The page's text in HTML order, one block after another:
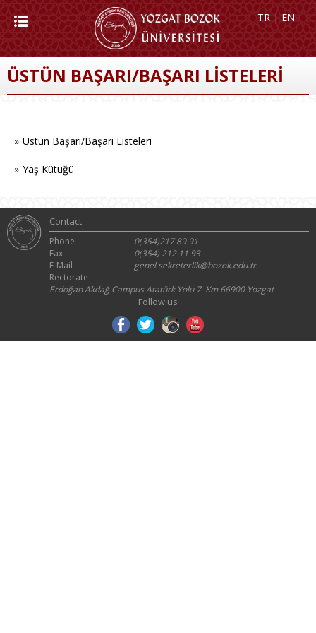
TR | EN
ÜSTÜN BAŞARI/BAŞARI LİSTELERİ
Üstün Başarı/Başarı Listeleri
Yaş Kütüğü
Contact
Phone
0(354)217 89 91
Fax
0(354) 212 11 93
E-Mail
genel.sekreterlik@bozok.edu.tr
Rectorate
Erdoğan Akdağ Campus Atatürk Yolu 7. Km 66900 Yozgat
Follow us